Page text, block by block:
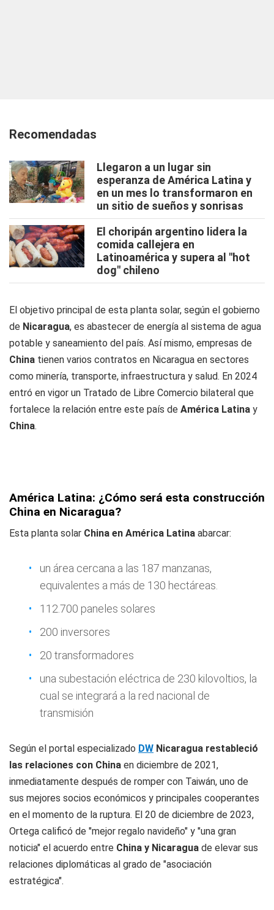
Recomendadas
Llegaron a un lugar sin
esperanza de América Latina y
en un mes lo transformaron en
un sitio de sueños y sonrisas
El choripán argentino lidera la
comida callejera en
Latinoamérica y supera al "hot
dog" chileno
El objetivo principal de esta planta solar, según el gobierno
de Nicaragua, es abastecer de energía al sistema de agua
potable y saneamiento del país. Así mismo, empresas de
China tienen varios contratos en Nicaragua en sectores
como minería, transporte, infraestructura y salud. En 2024
entró en vigor un Tratado de Libre Comercio bilateral que
fortalece la relación entre este país de América Latina y
China.
América Latina: ¿Cómo será esta construcción
China en Nicaragua?
Esta planta solar China en América Latina abarcar:
un área cercana a las 187 manzanas,
equivalentes a más de 130 hectáreas.
112.700 paneles solares
200 inversores
20 transformadores
una subestación eléctrica de 230 kilovoltios, la
cual se integrará a la red nacional de
transmisión
Según el portal especializado DW Nicaragua restableció
las relaciones con China en diciembre de 2021,
inmediatamente después de romper con Taiwán, uno de
sus mejores socios económicos y principales cooperantes
en el momento de la ruptura. El 20 de diciembre de 2023,
Ortega calificó de "mejor regalo navideño" y "una gran
noticia" el acuerdo entre China y Nicaragua de elevar sus
relaciones diplomáticas al grado de "asociación
estratégica".